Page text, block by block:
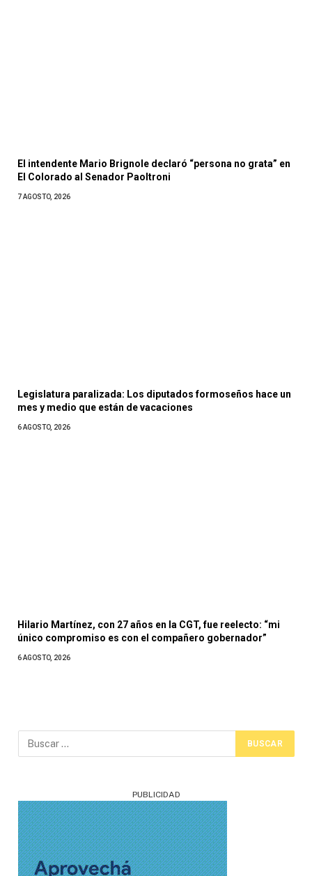
El intendente Mario Brignole declaró “persona no grata” en
El Colorado al Senador Paoltroni
7 AGOSTO, 2026
Legislatura paralizada: Los diputados formoseños hace un
mes y medio que están de vacaciones
6 AGOSTO, 2026
Hilario Martínez, con 27 años en la CGT, fue reelecto: “mi
único compromiso es con el compañero gobernador”
6 AGOSTO, 2026
PUBLICIDAD